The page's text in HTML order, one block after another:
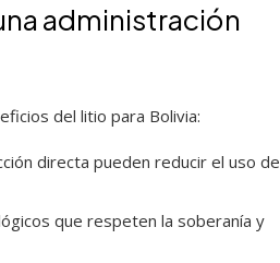
administración
del litio para Bolivia:
directa pueden reducir el uso de
que respeten la soberanía y